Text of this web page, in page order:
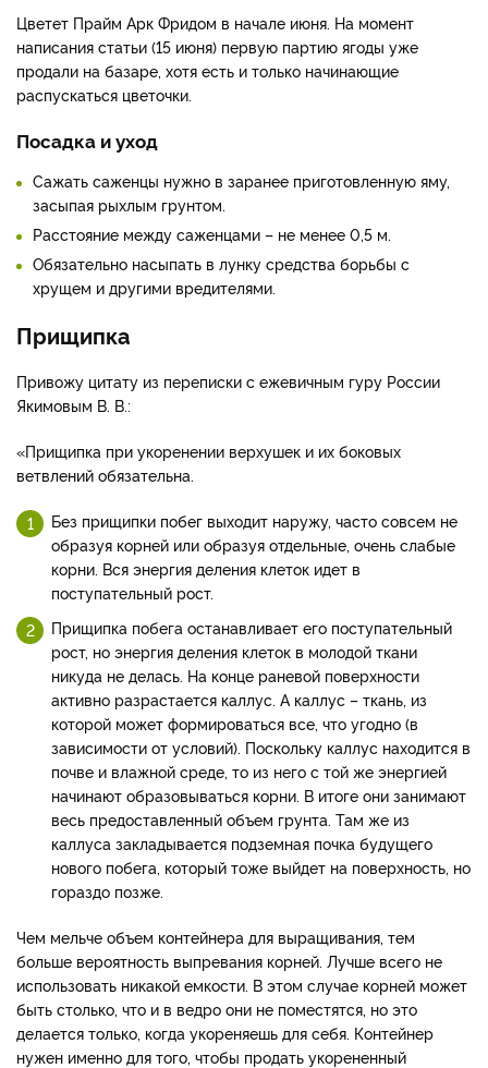
Цветет Прайм Арк Фридом в начале июня. На момент
написания статьи (15 июня) первую партию ягоды уже
продали на базаре, хотя есть и только начинающие
распускаться цветочки.
Посадка и уход
Сажать саженцы нужно в заранее приготовленную яму,
засыпая рыхлым грунтом.
Расстояние между саженцами – не менее 0,5 м.
Обязательно насыпать в лунку средства борьбы с
хрущем и другими вредителями.
Прищипка
Привожу цитату из переписки с ежевичным гуру России
Якимовым В. В.:
«Прищипка при укоренении верхушек и их боковых
ветвлений обязательна.
Без прищипки побег выходит наружу, часто совсем не
образуя корней или образуя отдельные, очень слабые
корни. Вся энергия деления клеток идет в
поступательный рост.
Прищипка побега останавливает его поступательный
рост, но энергия деления клеток в молодой ткани
никуда не делась. На конце раневой поверхности
активно разрастается каллус. А каллус – ткань, из
которой может формироваться все, что угодно (в
зависимости от условий). Поскольку каллус находится в
почве и влажной среде, то из него с той же энергией
начинают образовываться корни. В итоге они занимают
весь предоставленный объем грунта. Там же из
каллуса закладывается подземная почка будущего
нового побега, который тоже выйдет на поверхность, но
гораздо позже.
Чем мельче объем контейнера для выращивания, тем
больше вероятность выпревания корней. Лучше всего не
использовать никакой емкости. В этом случае корней может
быть столько, что и в ведро они не поместятся, но это
делается только, когда укореняешь для себя. Контейнер
нужен именно для того, чтобы продать укорененный